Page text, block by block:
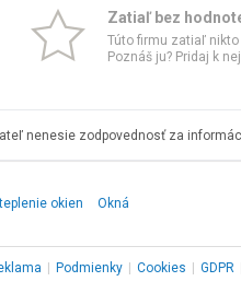
Zatiaľ bez
Túto firmu zatiaľ
Poznáš ju? Pridaj k
nenesie zodpovednosť za
okien Okná
Podmienky Cookies GDPR